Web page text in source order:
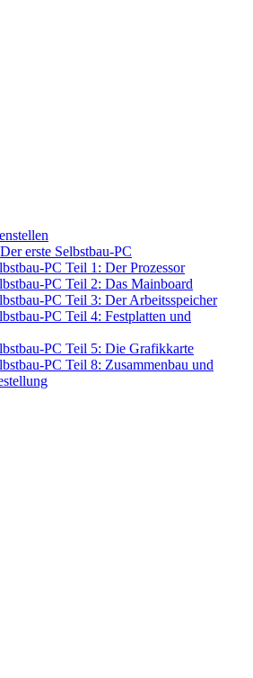
erste Selbstbau-PC
PC Teil 1: Der Prozessor
PC Teil 2: Das Mainboard
PC Teil 3: Der Arbeitsspeicher
PC Teil 4: Festplatten und
PC Teil 5: Die Grafikkarte
PC Teil 8: Zusammenbau und